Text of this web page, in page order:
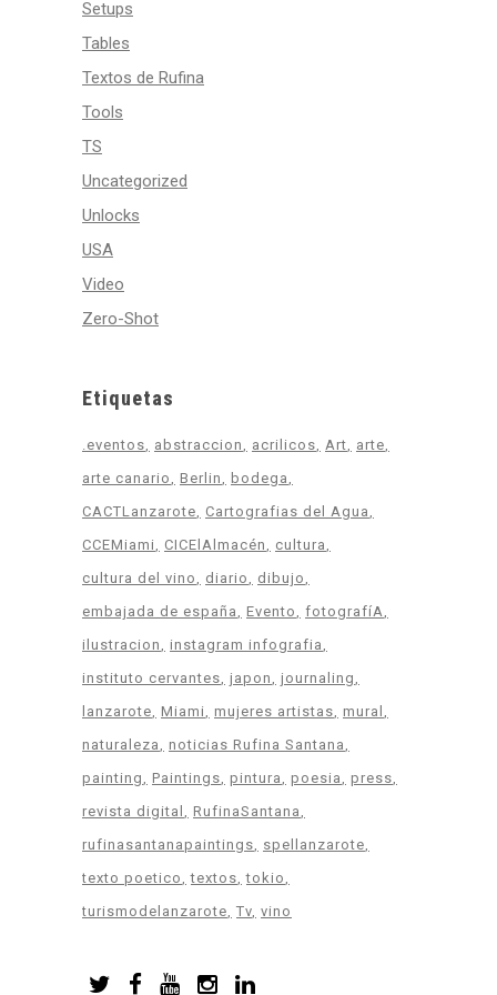
Setups
Tables
Textos de Rufina
Tools
TS
Uncategorized
Unlocks
USA
Video
Zero-Shot
Etiquetas
.eventos abstraccion acrilicos Art
arte
arte canario
Berlin
bodega
CACTLanzarote
Cartografias del Agua
CCEMiami
CICElAlmacén
cultura
cultura del vino
diario
dibujo
embajada de españa
Evento
fotografíA
ilustracion
instagram infografia
instituto cervantes japon
journaling
lanzarote Miami mujeres artistas mural
naturaleza
noticias Rufina Santana
painting
Paintings pintura poesia
press
revista digital
RufinaSantana
rufinasantanapaintings
spellanzarote
texto poetico
textos tokio
turismodelanzarote Tv vino